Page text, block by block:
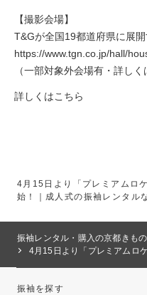
【撮影会場】
T&Gが全国19都道府県に展
https://www.tgn.co.jp/hall/
（一部対象外会場有・詳し
詳しくはこちら
4月15日より「プレミアムロ
始！｜成人式の振袖レンタル
振袖レンタル・購入の京都きも
4月15日より「プレミアムロ
振袖を探す